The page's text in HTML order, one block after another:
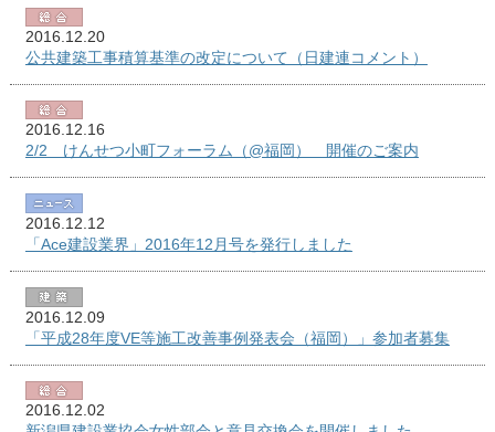
2016.12.20
公共建築工事積算基準の改定について（日建連コメント）
2016.12.16
2/2 けんせつ小町フォーラム（@福岡） 開催のご案内
2016.12.12
「Ace建設業界」2016年12月号を発行しました
2016.12.09
「平成28年度VE等施工改善事例発表会（福岡）」参加者募集
2016.12.02